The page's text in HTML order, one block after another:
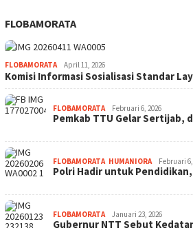
FLOBAMORATA
FLOBAMORATA April 11, 2026
Komisi Informasi Sosialisasi Standar
FLOBAMORATA Februari 6, 2026
Pemkab TTU Gelar Sertijab,
FLOBAMORATA, HUMANIORA Februari
Polri Hadir untuk
FLOBAMORATA Januari 23, 2026
Gubernur NTT Sebut